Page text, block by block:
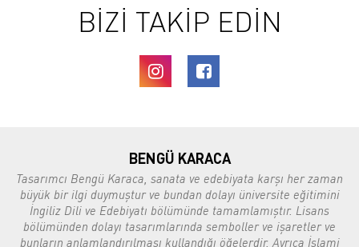
BİZİ TAKİP EDİN
BENGÜ KARACA
Tasarımcı Bengü Karaca, sanata ve edebiyata karşı her zaman
büyük bir ilgi duymuştur ve bundan dolayı üniversite eğitimini
İngiliz Dili ve Edebiyatı bölümünde tamamlamıştır. Lisans
bölümünden dolayı tasarımlarında semboller ve işaretler ve
bunların anlamlandırılması kullandığı öğelerdir. Ayrıca İslami